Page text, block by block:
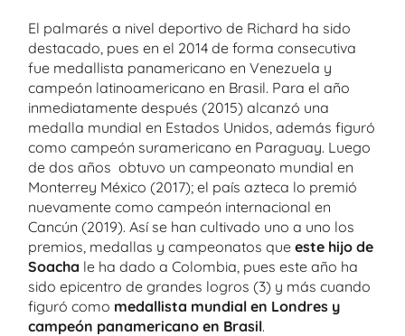
El palmarés a nivel deportivo de Richard ha sido
destacado, pues en el 2014 de forma consecutiva
fue medallista panamericano en Venezuela y
campeón latinoamericano en Brasil. Para el año
inmediatamente después (2015) alcanzó una
medalla mundial en Estados Unidos, además figuró
como campeón suramericano en Paraguay. Luego
de dos años obtuvo un campeonato mundial en
Monterrey México (2017); el país azteca lo premió
nuevamente como campeón internacional en
Cancún (2019). Así se han cultivado uno a uno los
premios, medallas y campeonatos que este hijo de
Soacha le ha dado a Colombia, pues este año ha
sido epicentro de grandes logros (3) y más cuando
figuró como medallista mundial en Londres y
campeón panamericano en Brasil.